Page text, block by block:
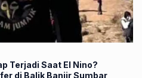
Terjadi Saat El Nino?
di Balik Banjir Sumbar